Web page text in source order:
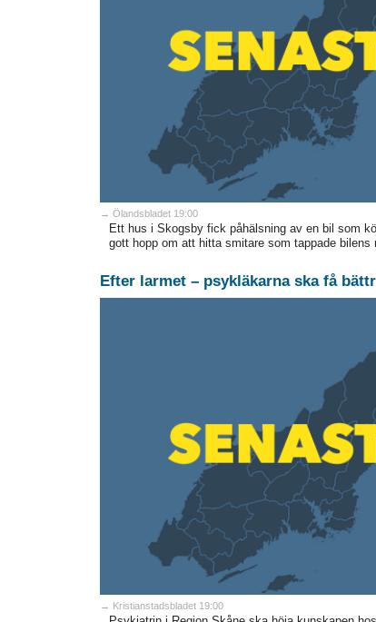
→ Ölandsbladet 19:00
Ett hus i Skogsby fick påhälsning av en bil som
gott hopp om att hitta smitare som tappade bilens
Efter larmet – psykläkarna ska få
→ Kristianstadsbladet 19:00